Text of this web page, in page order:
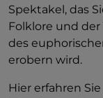
Spektakel, das
Folklore und
des
erobern wird.
Hier erfahren